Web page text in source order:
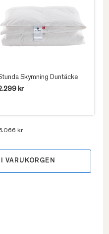
Skymning Duntäcke
kr
kr
VARUKORGEN